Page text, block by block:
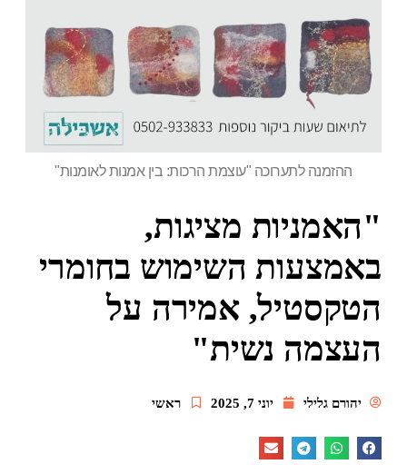
ההזמנה לתערוכה "עוצמת הרכות: בין אמנות לאומנות"
"האמניות מציגות,
באמצעות השימוש בחומרי
הטקסטיל, אמירה על
העצמה נשית"
יהורם גלילי יוני 7, 2025 ראשי